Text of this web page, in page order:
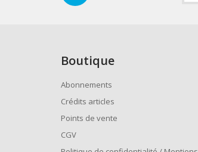
Boutique
Abonnements
Crédits articles
Points de vente
CGV